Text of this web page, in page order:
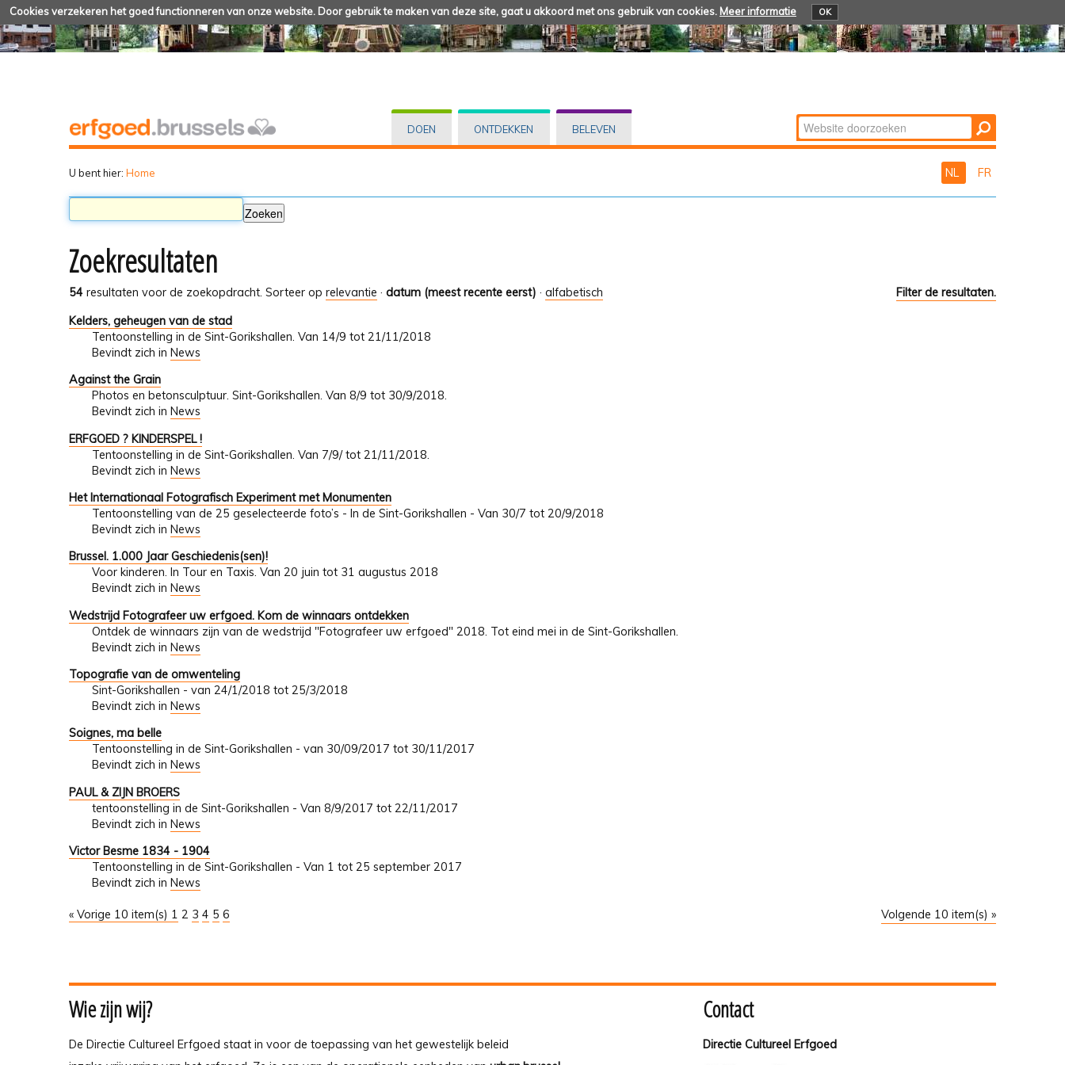
Cookies verzekeren het goed functionneren van onze website. Door gebruik te maken van deze site, gaat u akkoord met ons gebruik van cookies. Meer informatie OK
DOEN ONTDEKKEN BELEVEN Zoek
Geavanceerd
U bent hier: Home NL FR
Zoekresultaten
54 resultaten voor de zoekopdracht. Filter de resultaten.
Sorteer op relevantie · datum (meest recente eerst) · alfabetisch
Kelders, geheugen van de stad
Tentoonstelling in de Sint-Gorikshallen. Van 14/9 tot 21/11/2018
Bevindt zich in News
Against the Grain
Photos en betonsculptuur. Sint-Gorikshallen. Van 8/9 tot 30/9/2018.
Bevindt zich in News
ERFGOED ? KINDERSPEL !
Tentoonstelling in de Sint-Gorikshallen. Van 7/9/ tot 21/11/2018.
Bevindt zich in News
Het Internationaal Fotografisch Experiment met Monumenten
Tentoonstelling van de 25 geselecteerde foto’s - In de Sint-Gorikshallen - Van 30/7 tot 20/9/2018
Bevindt zich in News
Brussel. 1.000 Jaar Geschiedenis(sen)!
Voor kinderen. In Tour en Taxis. Van 20 juin tot 31 augustus 2018
Bevindt zich in News
Wedstrijd Fotografeer uw erfgoed. Kom de winnaars ontdekken
Ontdek de winnaars zijn van de wedstrijd "Fotografeer uw erfgoed" 2018. Tot eind mei in de Sint-Gorikshallen.
Bevindt zich in News
Topografie van de omwenteling
Sint-Gorikshallen - van 24/1/2018 tot 25/3/2018
Bevindt zich in News
Soignes, ma belle
Tentoonstelling in de Sint-Gorikshallen - van 30/09/2017 tot 30/11/2017
Bevindt zich in News
PAUL & ZIJN BROERS
tentoonstelling in de Sint-Gorikshallen - Van 8/9/2017 tot 22/11/2017
Bevindt zich in News
Victor Besme 1834 - 1904
Tentoonstelling in de Sint-Gorikshallen - Van 1 tot 25 september 2017
Bevindt zich in News
« Vorige 10 item(s) Volgende 10 item(s) »
1 2 3 4 5 6
Wie zijn wij?
De Directie Cultureel Erfgoed staat in voor de toepassing van het gewestelijk beleid
Contact
Directie Cultureel Erfgoed